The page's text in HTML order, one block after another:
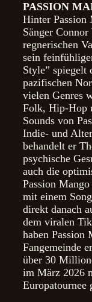
PASSION
Hinter Passion
Sänger
regnerischen
sein
Style” spiegelt
pazifischen
vielen Genres
Folk, Hip-Hop
Sounds von
Indie- und
behandelt er
psychische
auch die
Passion
mit einem
direkt danach
dem viralen
haben Passion
Fangemeinde
über 30
im März 2026
Europatournee